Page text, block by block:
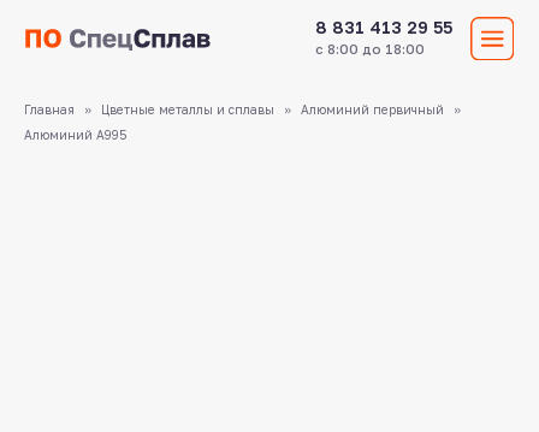
8 831 413 29 55
Главная Цветные металлы и сплавы
Алюминий первичный
Алюминий А995